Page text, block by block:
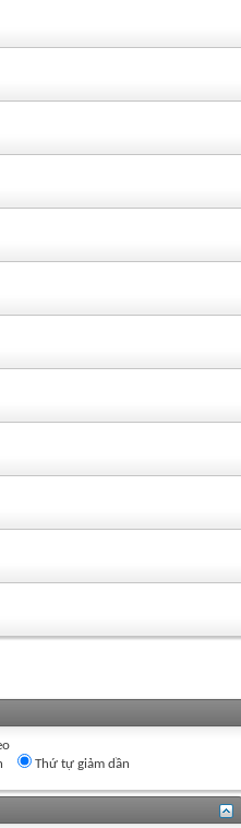
Thứ tự giảm dần